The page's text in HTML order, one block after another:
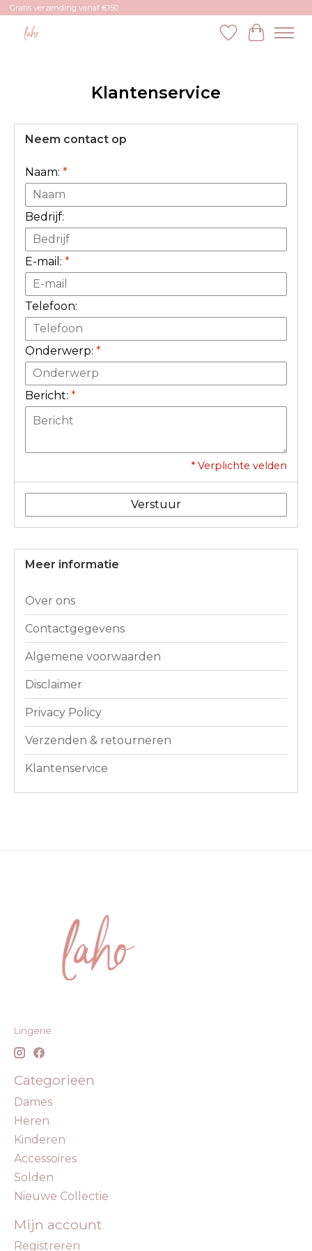
Gratis verzending vanaf €150
Verlanglijst
Klantenservice
Neem contact op
Naam: *
Bedrijf:
E-mail: *
Telefoon:
Onderwerp: *
Bericht: *
* Verplichte velden
Verstuur
Meer informatie
Over ons
Contactgegevens
Algemene voorwaarden
Disclaimer
Privacy Policy
Verzenden & retourneren
Klantenservice
Lingerie
Categorieën
Dames
Heren
Kinderen
Accessoires
Solden
Nieuwe Collectie
Mijn account
Registreren